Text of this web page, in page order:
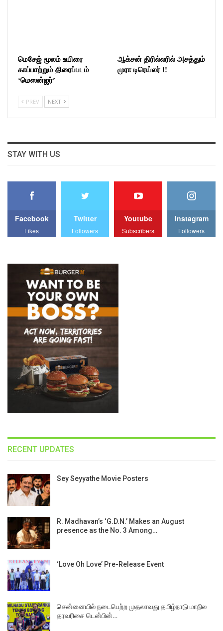
மெசேஜ் மூலம் உயிரை
காப்பாற்றும் திரைப்படம்
‘மெஸன்ஜர்’
ஆக்சன் திரில்லரில் அசத்தும்
முரா டிரெய்லர் !!
PREV NEXT
STAY WITH US
Facebook
Likes
Twitter
Followers
Youtube
Subscribers
Instagram
Followers
RECENT UPDATES
Sey Seyyathe Movie Posters
R. Madhavan’s ‘G.D.N.’ Makes an August
presence as the No. 3 Among…
‘Love Oh Love’ Pre-Release Event
சென்னையில் நடைபெற்ற முதலாவது தமிழ்நாடு மாநில
தரவரிசை டென்பின்…